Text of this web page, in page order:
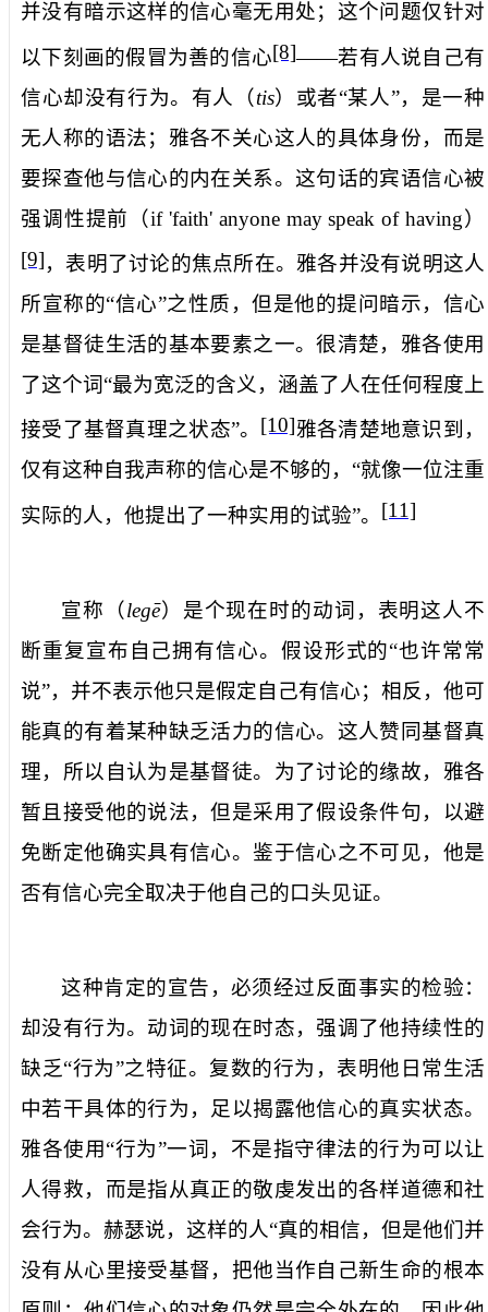
并没有暗示这样的信心毫无用处；这个问题仅针对
以下刻画的假冒为善的信心[8]——若有人说自己有
信心却没有行为。 有人 （tis）或者“某人”，是一种
无人称的语法；雅各不关心这人的具体身份，而是
要探查他与信心的内在关系。这句话的宾语信心被
强调性提前（if 'faith' anyone may speak of having）
[9]，表明了讨论的焦点所在。雅各并没有说明这人
所宣称的“信心”之性质，但是他的提问暗示，信心
是基督徒生活的基本要素之一。很清楚，雅各使用
了这个词“最为宽泛的含义，涵盖了人在任何程度上
接受了基督真理之状态”。 [10]雅各清楚地意识到，
仅有这种自我声称的信心是不够的，“就像一位注重
实际的人，他提出了一种实用的试验”。 [11]
宣称 （legē）是个现在时的动词，表明这人不
断重复宣布自己拥有信心。假设形式的“也许常常
说”，并不表示他只是假定自己有信心；相反，他可
能真的有着某种缺乏活力的信心。这人赞同基督真
理，所以自认为是基督徒。为了讨论的缘故，雅各
暂且接受他的说法，但是采用了假设条件句，以避
免断定他确实具有信心。鉴于信心之不可见，他是
否有信心完全取决于他自己的口头见证。
这种肯定的宣告，必须经过反面事实的检验：
却没有行为。动词的现在时态，强调了他持续性的
缺乏“行为”之特征。复数的行为 ，表明他日常生活
中若干具体的行为，足以揭露他信心的真实状态。
雅各使用“行为”一词，不是指守律法的行为可以让
人得救，而是指从真正的敬虔发出的各样道德和社
会行为。赫瑟说，这样的人“真的相信，但是他们并
没有从心里接受基督，把他当作自己新生命的根本